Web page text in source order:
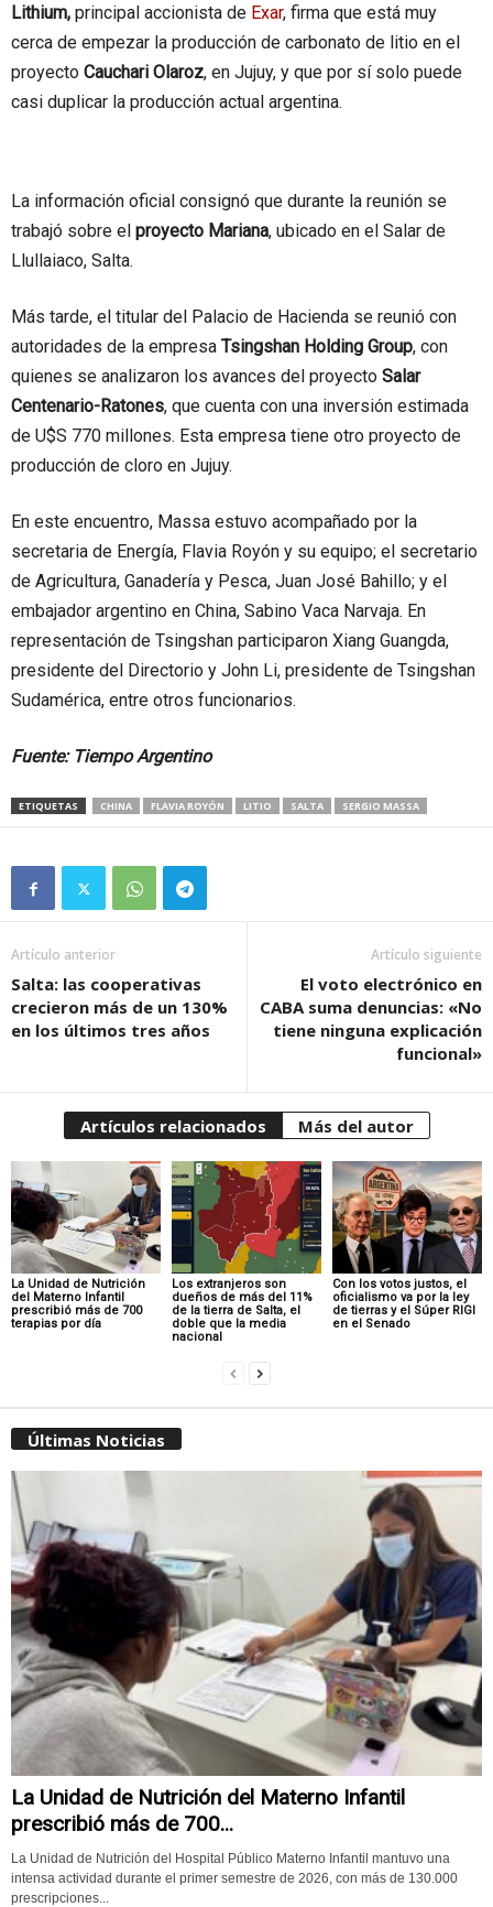
Lithium, principal accionista de Exar, firma que está muy
cerca de empezar la producción de carbonato de litio en el
proyecto Cauchari Olaroz, en Jujuy, y que por sí solo puede
casi duplicar la producción actual argentina.
La información oficial consignó que durante la reunión se
trabajó sobre el proyecto Mariana, ubicado en el Salar de
Llullaiaco, Salta.
Más tarde, el titular del Palacio de Hacienda se reunió con
autoridades de la empresa Tsingshan Holding Group, con
quienes se analizaron los avances del proyecto Salar
Centenario-Ratones, que cuenta con una inversión estimada
de U$S 770 millones. Esta empresa tiene otro proyecto de
producción de cloro en Jujuy.
En este encuentro, Massa estuvo acompañado por la
secretaria de Energía, Flavia Royón y su equipo; el secretario
de Agricultura, Ganadería y Pesca, Juan José Bahillo; y el
embajador argentino en China, Sabino Vaca Narvaja. En
representación de Tsingshan participaron Xiang Guangda,
presidente del Directorio y John Li, presidente de Tsingshan
Sudamérica, entre otros funcionarios.
Fuente: Tiempo Argentino
ETIQUETAS CHINA FLAVIA ROYÓN LITIO SALTA SERGIO MASSA
Artículo anterior
Salta: las cooperativas
crecieron más de un 130%
en los últimos tres años
Artículo siguiente
El voto electrónico en
CABA suma denuncias: «No
tiene ninguna explicación
funcional»
Artículos relacionados Más del autor
La Unidad de Nutrición
del Materno Infantil
prescribió más de 700
terapias por día
Los extranjeros son
dueños de más del 11%
de la tierra de Salta, el
doble que la media
nacional
Con los votos justos, el
oficialismo va por la ley
de tierras y el Súper RIGI
en el Senado
Últimas Noticias
La Unidad de Nutrición del Materno Infantil
prescribió más de 700...
La Unidad de Nutrición del Hospital Público Materno Infantil mantuvo una
intensa actividad durante el primer semestre de 2026, con más de 130.000
prescripciones...